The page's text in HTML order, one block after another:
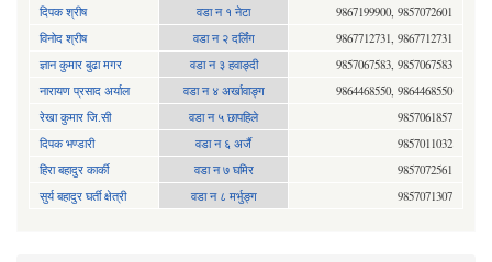
दिपक श्रीष वडा न १ नेटा
9867199900, 9857072601
विनोद श्रीष
वडा न २ दर्लिंग
9867712731, 9867712731
ज्ञान कुमार बुढा मगर
वडा न ३ हवाङ्दी
9857067583, 9857067583
नारायण प्रसाद अर्याल
वडा न‍ ४ अर्खावाङ्ग
9864468550, 9864468550
रेखा कुमार जि.सी
वडा न ५ छापहिले
9857061857
दिपक भण्डारी
वडा न ६ अर्जै
9857011032
हिरा बहादुर कार्की
वडा न ७ घमिर
9857072561
सुर्य बहादुर घर्ती क्षेत्री
वडा न ८ मर्भुङ्ग 9857071307